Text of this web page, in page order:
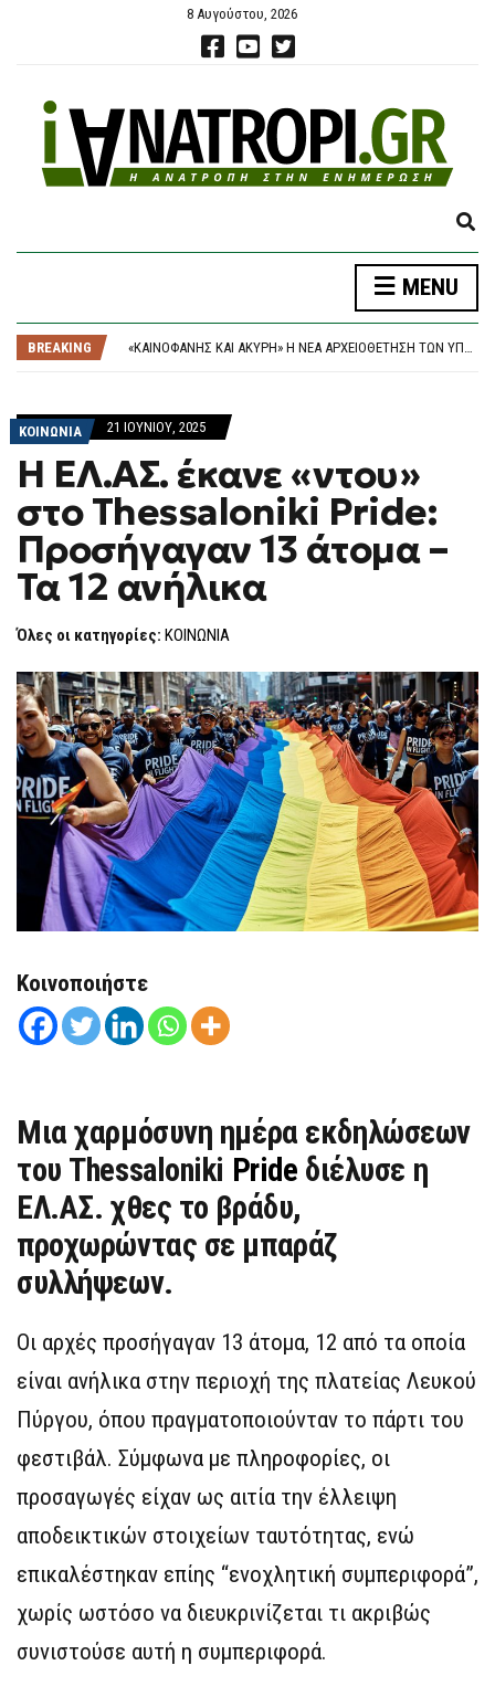
8 Αυγούστου, 2026
E
P
N
MENU
BREAKING
ΠΑΣΟΚ, ΤΣΟΥΚΑΛΆΣ: “ΈΝΑ ΑΌΡΑΤΟ ΧΈΡΙ ΔΕΝ ΘΈΛΕΙ ΤΗ ΔΙΑΛΕΎΚΑΝΣΗ ΤΟΥ ΣΚΑΝΔΆΛΟΥ ΤΩΝ ΥΠΟΚΛΟΠΏΝ” – ΜΈΝΕΑ ΓΙΑ ΤΗΝ ΑΠΌΦΑΣΗ ΤΟΥ ΕΙΣΑΓΓΕΛΈΑ ΤΟΥ ΑΡΕΊΟΥ ΠΆΓΟΥ
«ΚΑΙΝΟΦΑΝΉΣ ΚΑΙ ΆΚΥΡΗ» Η ΝΈΑ ΑΡΧΕΙΟΘΈΤΗΣΗ ΤΩΝ ΥΠΟΚΛΟΠΏΝ, ΛΈΕΙ Η ΔΙΚΗΓΌΡΟΣ ΤΟΥ ΧΡ. ΣΠΊΡΤΖΗ
ΚΟΙΝΩΝΙΑ 21 ΙΟΥΝΊΟΥ, 2025
Η ΕΛ.ΑΣ. έκανε «ντου»
στο Thessaloniki Pride:
Προσήγαγαν 13 άτομα –
Τα 12 ανήλικα
Όλες οι κατηγορίες: ΚΟΙΝΩΝΙΑ
Κοινοποιήστε
Μια χαρμόσυνη ημέρα εκδηλώσεων
του Thessaloniki Pride διέλυσε η
ΕΛ.ΑΣ. χθες το βράδυ,
προχωρώντας σε μπαράζ
συλλήψεων.
Οι αρχές προσήγαγαν 13 άτομα, 12 από τα οποία
είναι ανήλικα στην περιοχή της πλατείας Λευκού
Πύργου, όπου πραγματοποιούνταν το πάρτι του
φεστιβάλ. Σύμφωνα με πληροφορίες, οι
προσαγωγές είχαν ως αιτία την έλλειψη
αποδεικτικών στοιχείων ταυτότητας, ενώ
επικαλέστηκαν επίης “ενοχλητική συμπεριφορά”,
χωρίς ωστόσο να διευκρινίζεται τι ακριβώς
συνιστούσε αυτή η συμπεριφορά.